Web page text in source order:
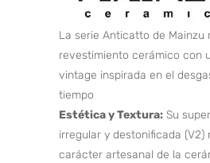
La serie Anticatto de Mainzu
revestimiento cerámico con
vintage inspirada en el
tiempo
Estética y Textura: Su
irregular y destonificada (V2)
carácter artesanal de la